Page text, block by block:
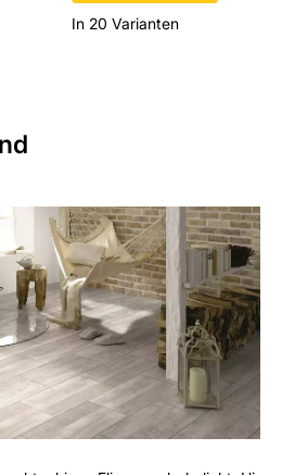
In 20 Varianten